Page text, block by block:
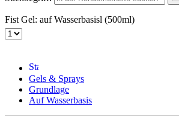
Fist Gel: auf Wasserbasisl (500ml)
Gels & Sprays
Grundlage
Auf Wasserbasis